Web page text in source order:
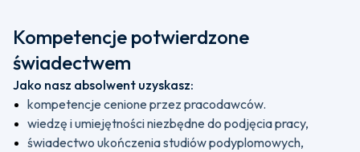
Kompetencje potwierdzone
świadectwem
Jako nasz absolwent uzyskasz:
kompetencje cenione przez pracodawców.
wiedzę i umiejętności niezbędne do podjęcia pracy,
świadectwo ukończenia studiów podyplomowych,